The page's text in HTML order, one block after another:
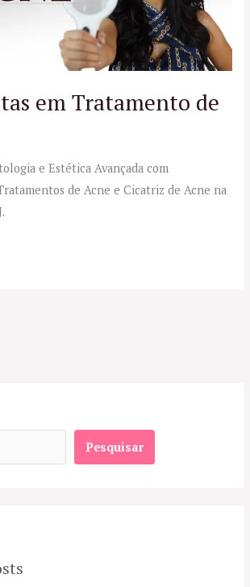
em Tratamento de
e Estética Avançada com
de Acne e Cicatriz de Acne na
Pesquisar